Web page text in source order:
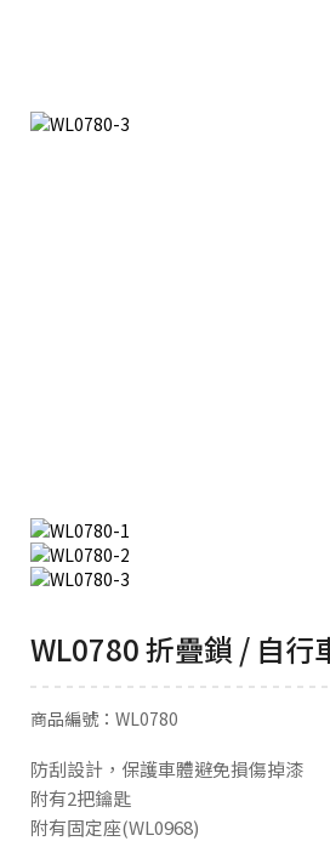
WL0780 折疊鎖 / 自行
商品編號：WL0780
防刮設計，保護車體避免損傷掉漆
附有2把鑰匙
附有固定座(WL0968)